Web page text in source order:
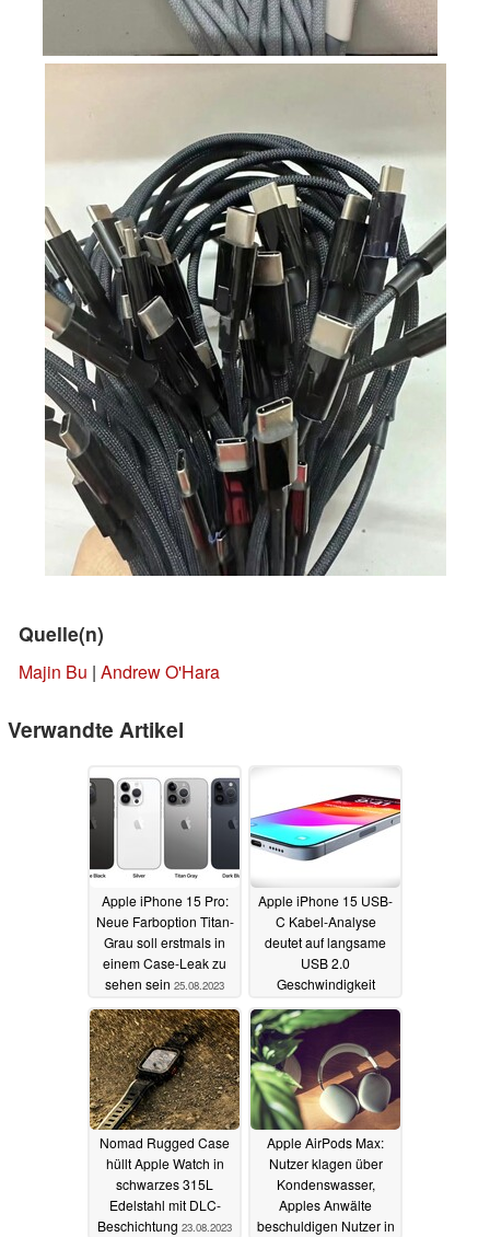
Quelle(n)
Majin Bu | Andrew O'Hara
Verwandte Artikel
Apple iPhone 15 Pro:
Neue Farboption Titan-
Grau soll erstmals in
einem Case-Leak zu
sehen sein 25.08.2023
Apple iPhone 15 USB-
C Kabel-Analyse
deutet auf langsame
USB 2.0
Geschwindigkeit
24.08.2023
Nomad Rugged Case
hüllt Apple Watch in
schwarzes 315L
Edelstahl mit DLC-
Beschichtung 23.08.2023
Apple AirPods Max:
Nutzer klagen über
Kondenswasser,
Apples Anwälte
beschuldigen Nutzer in